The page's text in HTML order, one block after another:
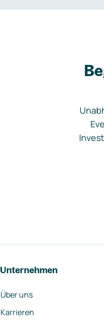
Unternehmen
Über uns
Karrieren